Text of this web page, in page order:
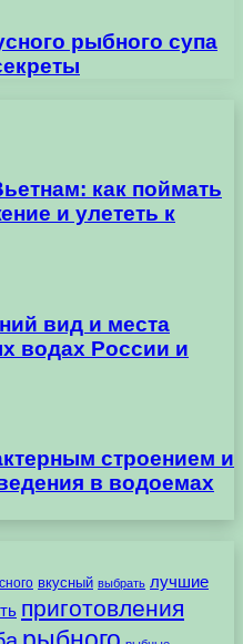
рыбного супа
как поймать
и улететь к
вид и места
водах России и
строением и
в водоемах
вкусный выбрать лучшие
приготовления